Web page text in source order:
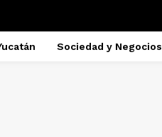
Sociedad y Negocios